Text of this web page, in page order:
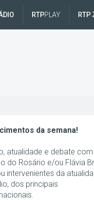
RTPPLAY RTP
da semana!
atualidade e debate
do Rosário e/ou Flávia
intervenientes da
dos principais